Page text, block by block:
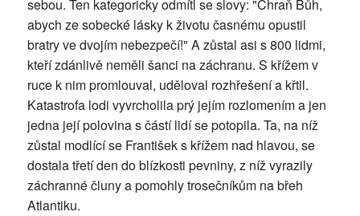
sebou. Ten kategoricky odmítl se slovy: "Chraň Bůh,
abych ze sobecké lásky k životu časnému opustil
bratry ve dvojím nebezpečí!" A zůstal asi s 800 lidmi,
kteří zdánlivě neměli šanci na záchranu. S křížem v
ruce k nim promlouval, uděloval rozhřešení a křtil.
Katastrofa lodi vyvrcholila prý jejím rozlomením a jen
jedna její polovina s částí lidí se potopila. Ta, na níž
zůstal modlící se František s křížem nad hlavou, se
dostala třetí den do blízkosti pevniny, z níž vyrazily
záchranné čluny a pomohly trosečníkům na břeh
Atlantiku.